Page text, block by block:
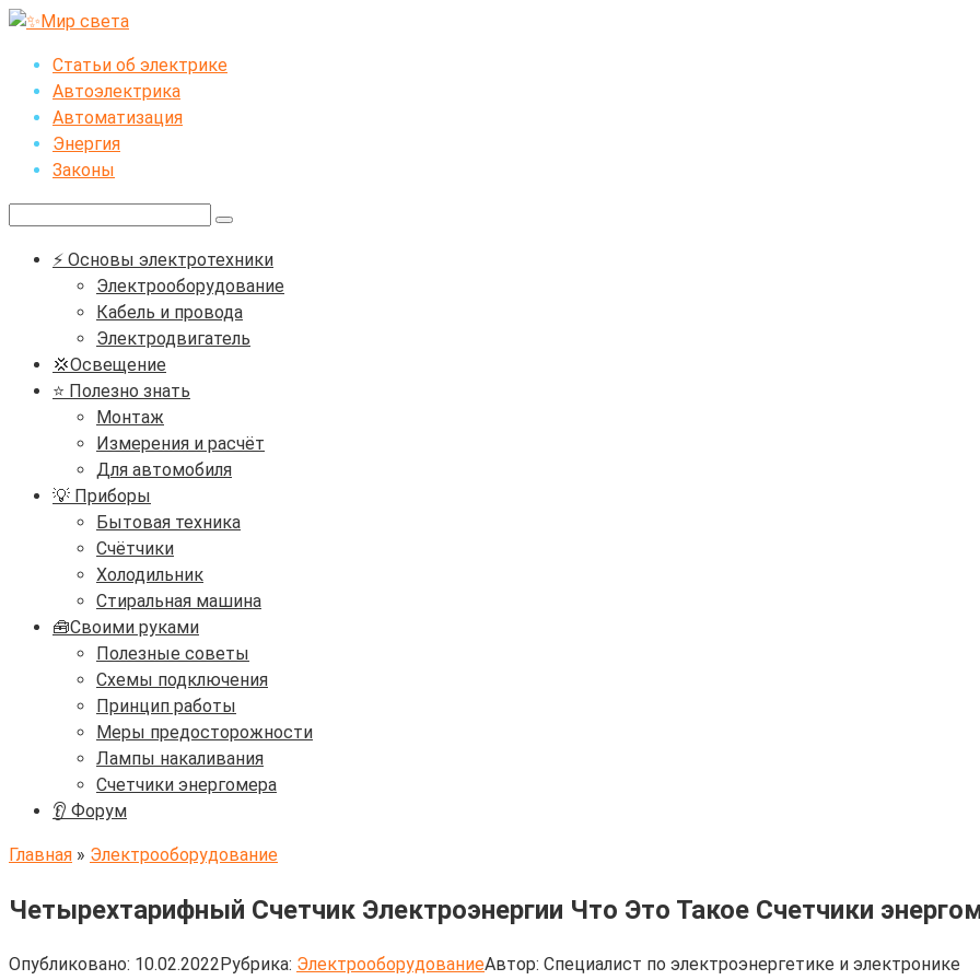
Перейти
контентуСтатьи об электрике
Автоэлектрика
Автоматизация
Энергия
Законы
⚡ Основы электротехники
Электрооборудование
Кабель и провода
Электродвигатель
💢Освещение
⭐ Полезно знать
Монтаж
Измерения и расчёт
Для автомобиля
💡 Приборы
Бытовая техника
Счётчики
Холодильник
Стиральная машина
🧰Своими руками
Полезные советы
Схемы подключения
Принцип работы
Меры предосторожности
Лампы накаливания
Счетчики энергомера
👂 Форум
Главная » Электрооборудование
Четырехтарифный Счетчик Электроэнергии Что Это Такое Счетчики
Опубликовано: 10.02.2022Рубрика: ЭлектрооборудованиеАвтор: Cпециалист по электроэнергетике и электронике